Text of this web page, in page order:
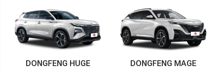
DONGFENG HUGE DONGFENG MAGE